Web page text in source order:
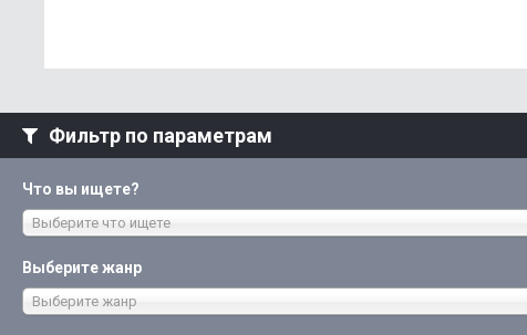
Фильтр по параметрам
Что вы ищете?
Выберите что ищете
Выберите жанр
Выберите жанр